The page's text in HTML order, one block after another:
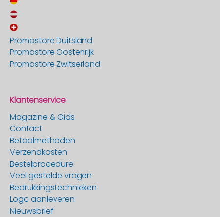
Promostore Duitsland
Promostore Oostenrijk
Promostore Zwitserland
Klantenservice
Magazine & Gids
Contact
Betaalmethoden
Verzendkosten
Bestelprocedure
Veel gestelde vragen
Bedrukkingstechnieken
Logo aanleveren
Nieuwsbrief